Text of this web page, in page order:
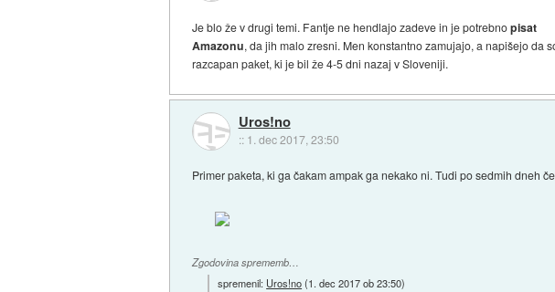
Je blo že v drugi temi. Fantje ne hendlajo zadeve in je potrebnopisat
Amazonu, da jih malo zresni. Men konstantno zamujajo, a napišejo da
razcapan paket, ki je bil že 4-5 dni nazaj v Sloveniji.
Uros!no
:: 1. dec 2017, 23:50
Primer paketa, ki ga čakam ampak ga nekako ni. Tudi po sedmih dneh
Zgodovina sprememb…
spremenil: Uros!no(1. dec 2017 ob 23:50)